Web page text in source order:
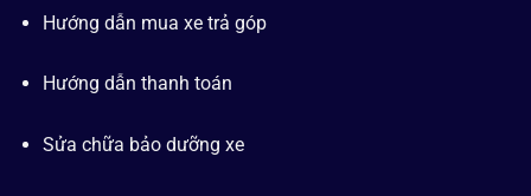
Hướng dẫn mua xe trả góp
Hướng dẫn thanh toán
Sửa chữa bảo dưỡng xe